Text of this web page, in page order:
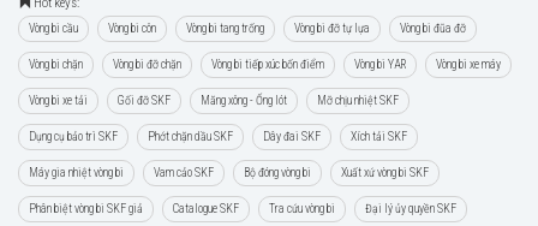
Hot keys:
Vòng bi cầu Vòng bi côn Vòng bi tang trống Vòng bi đỡ tự lựa Vòng bi đũa đỡ
Vòng bi chặn Vòng bi đỡ chặn Vòng bi tiếp xúc bốn điểm Vòng bi YAR Vòng bi xe máy
Vòng bi xe tải Gối đỡ SKF Măng xông - Ống lót Mỡ chịu nhiệt SKF
Dụng cụ bảo trì SKF Phớt chặn dầu SKF Dây đai SKF Xích tải SKF
Máy gia nhiệt vòng bi Vam cảo SKF Bộ đóng vòng bi Xuất xứ vòng bi SKF
Phân biệt vòng bi SKF giả Catalogue SKF Tra cứu vòng bi Đại lý ủy quyền SKF